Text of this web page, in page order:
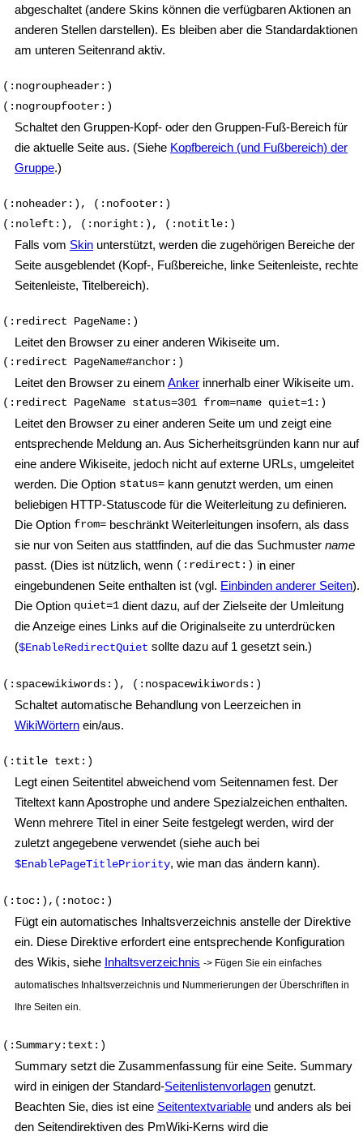
abgeschaltet (andere Skins können die verfügbaren Aktionen an
anderen Stellen darstellen). Es bleiben aber die Standardaktionen
am unteren Seitenrand aktiv.
(:nogroupheader:)
(:nogroupfooter:)
Schaltet den Gruppen-Kopf- oder den Gruppen-Fuß-Bereich für
die aktuelle Seite aus. (Siehe Kopfbereich (und Fußbereich) der
Gruppe.)
(:noheader:), (:nofooter:)
(:noleft:), (:noright:), (:notitle:)
Falls vom Skin unterstützt, werden die zugehörigen Bereiche der
Seite ausgeblendet (Kopf-, Fußbereiche, linke Seitenleiste, rechte
Seitenleiste, Titelbereich).
(:redirect PageName:)
Leitet den Browser zu einer anderen Wikiseite um.
(:redirect PageName#anchor:)
Leitet den Browser zu einem Anker innerhalb einer Wikiseite um.
(:redirect PageName status=301 from=name quiet=1:)
Leitet den Browser zu einer anderen Seite um und zeigt eine
entsprechende Meldung an. Aus Sicherheitsgründen kann nur auf
eine andere Wikiseite, jedoch nicht auf externe URLs, umgeleitet
werden. Die Option status= kann genutzt werden, um einen
beliebigen HTTP-Statuscode für die Weiterleitung zu definieren.
Die Option from= beschränkt Weiterleitungen insofern, als dass
sie nur von Seiten aus stattfinden, auf die das Suchmuster name
passt. (Dies ist nützlich, wenn (:redirect:) in einer
eingebundenen Seite enthalten ist (vgl. Einbinden anderer Seiten).
Die Option quiet=1 dient dazu, auf der Zielseite der Umleitung
die Anzeige eines Links auf die Originalseite zu unterdrücken
($EnableRedirectQuiet sollte dazu auf 1 gesetzt sein.)
(:spacewikiwords:), (:nospacewikiwords:)
Schaltet automatische Behandlung von Leerzeichen in
WikiWörtern ein/aus.
(:title text:)
Legt einen Seitentitel abweichend vom Seitennamen fest. Der
Titeltext kann Apostrophe und andere Spezialzeichen enthalten.
Wenn mehrere Titel in einer Seite festgelegt werden, wird der
zuletzt angegebene verwendet (siehe auch bei
$EnablePageTitlePriority, wie man das ändern kann).
(:toc:),(:notoc:)
Fügt ein automatisches Inhaltsverzeichnis anstelle der Direktive
ein. Diese Direktive erfordert eine entsprechende Konfiguration
des Wikis, siehe Inhaltsverzeichnis -> Fügen Sie ein einfaches
automatisches Inhaltsverzeichnis und Nummerierungen der Überschriften in
Ihre Seiten ein.
(:Summary:text:)
Summary setzt die Zusammenfassung für eine Seite. Summary
wird in einigen der Standard-Seitenlistenvorlagen genutzt.
Beachten Sie, dies ist eine Seitentextvariable und anders als bei
den Seitendirektiven des PmWiki-Kerns wird die